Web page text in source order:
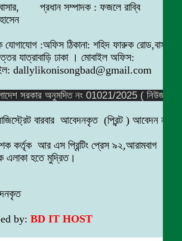
বাসার, প্রধান সম্পাদক : ফজলে রাব্বি
যোগাযোগ :অফিস ঠিকানা: শহিদ ফারুক রোড,বাসা
যাত্রাবাড়ি ঢাকা । মোবাইল অফিস:
dallylikonisongbad@gmail.com
সরকার অনুমদিত নং 01021/2025 ( নিউজ
বারবার আবেদনকৃত (প্রিন্ট ) আবেদন নং
কর্তৃক আর এস প্রিন্টিং প্রেস ৯২,আরামবাগ
এলাকা হতে মুদ্রিত।
by: BD IT HOST